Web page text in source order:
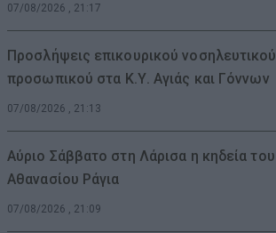
07/08/2026 , 21:17
Προσλήψεις επικουρικού νοσηλευτικού
προσωπικού στα Κ.Υ. Αγιάς και Γόννων
07/08/2026 , 21:13
Αύριο Σάββατο στη Λάρισα η κηδεία του
Αθανασίου Ράγια
07/08/2026 , 21:09